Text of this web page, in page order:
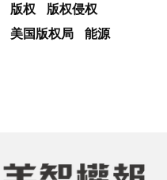
版权
版权侵权
美国版权局
能源